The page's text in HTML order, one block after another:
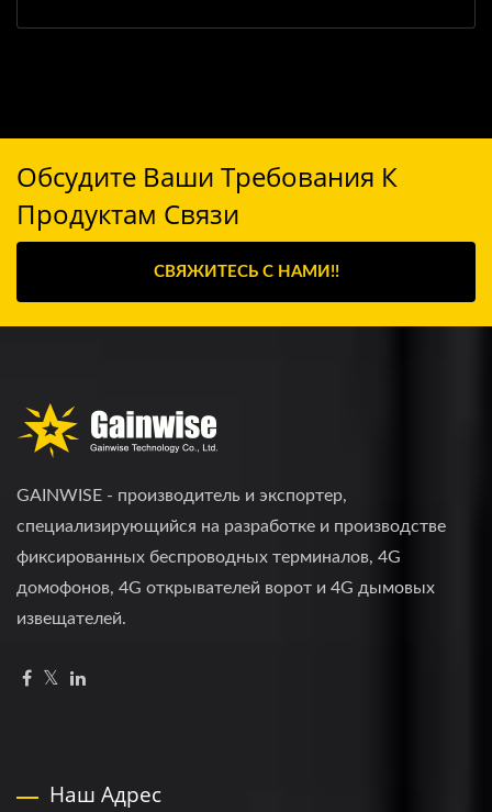
Обсудите Ваши Требования К
Продуктам Связи
СВЯЖИТЕСЬ С НАМИ!!
GAINWISE - производитель и экспортер,
специализирующийся на разработке и производстве
фиксированных беспроводных терминалов, 4G
домофонов, 4G открывателей ворот и 4G дымовых
извещателей.
Наш Адрес